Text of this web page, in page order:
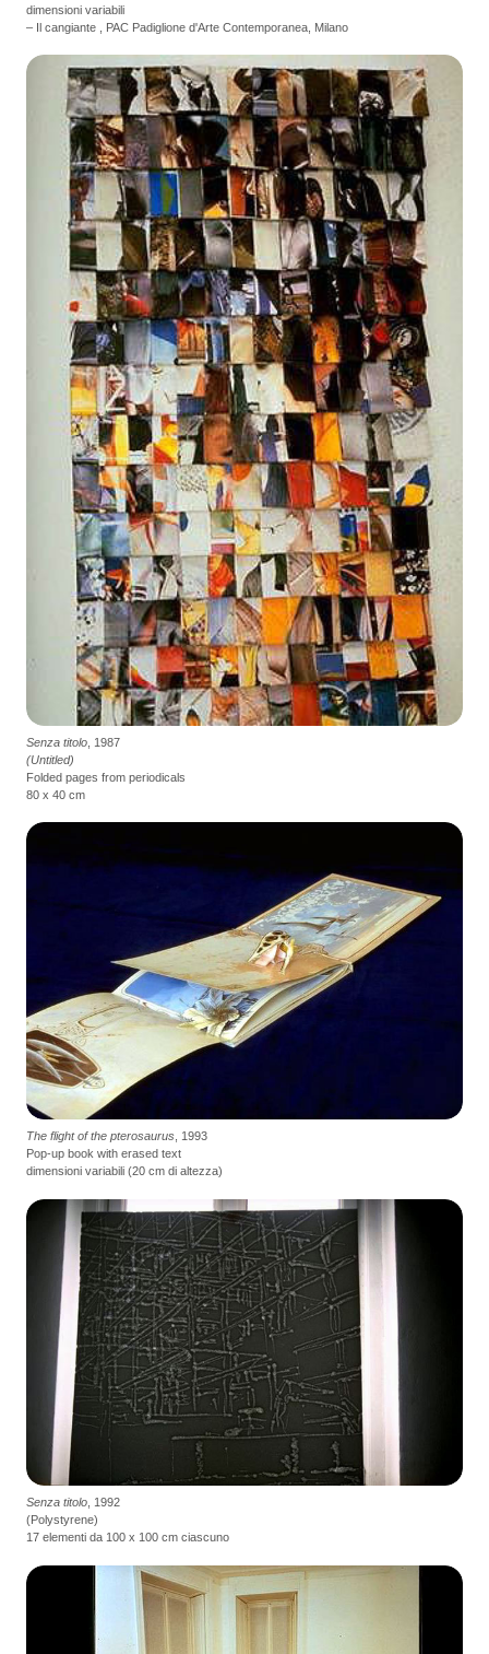
dimensioni variabili
– Il cangiante , PAC Padiglione d'Arte Contemporanea, Milano
Senza titolo , 1987
(Untitled)
Folded pages from periodicals
80 x 40 cm
The flight of the pterosaurus , 1993
Pop-up book with erased text
dimensioni variabili (20 cm di altezza)
Senza titolo , 1992
(Polystyrene)
17 elementi da 100 x 100 cm ciascuno